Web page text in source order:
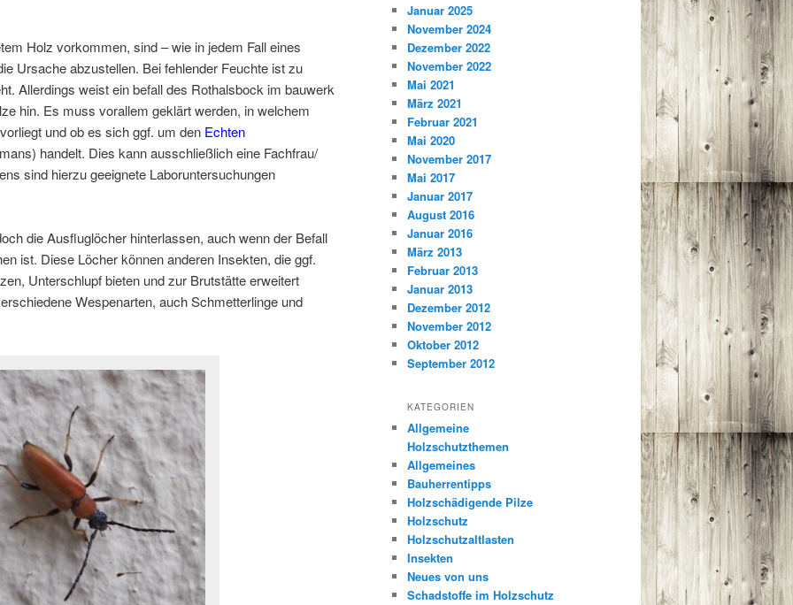
Holz vorkommen, sind – wie in jedem Fall eines
Ursache abzustellen. Bei fehlender Feuchte ist zu
Allerdings weist ein befall des Rothalsbock im bauwerk
hin. Es muss vorallem geklärt werden, in welchem
und ob es sich ggf. um den Echten
handelt. Dies kann ausschließlich eine Fachfrau/
sind hierzu geeignete Laboruntersuchungen
die Ausfluglöcher hinterlassen, auch wenn der Befall
ist. Diese Löcher können anderen Insekten, die ggf.
Unterschlupf bieten und zur Brutstätte erweitert
Wespenarten, auch Schmetterlinge und
Januar 2025
November 2024
Dezember 2022
November 2022
Mai 2021
März 2021
Februar 2021
Mai 2020
November 2017
Mai 2017
Januar 2017
August 2016
Januar 2016
März 2013
Februar 2013
Januar 2013
Dezember 2012
November 2012
Oktober 2012
September 2012
KATEGORIEN
Allgemeine
Holzschutzthemen
Allgemeines
Bauherrentipps
Holzschädigende Pilze
Holzschutz
Holzschutzaltlasten
Insekten
Neues von uns
Schadstoffe im Holzschutz